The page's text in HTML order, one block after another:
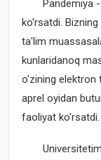
Pandemiya -
ko'rsatdi.
ta'lim
kunlaridanoq
o'zining elektron
aprel oyidan
faoliyat ko'rsatdi.